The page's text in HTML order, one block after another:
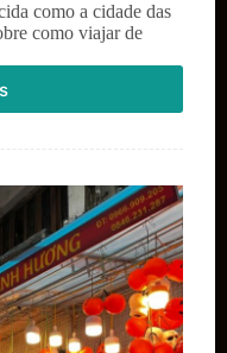
como a cidade das
como viajar de